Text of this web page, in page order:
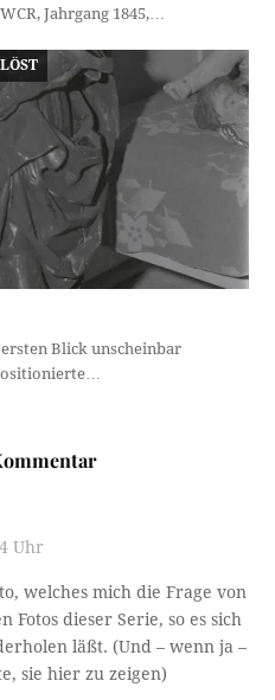
Jahrgang 1845,…
Blick unscheinbar
Uhr
welches mich die Frage von
dieser Serie, so es sich
läßt. (Und – wenn ja –
sie hier zu zeigen)